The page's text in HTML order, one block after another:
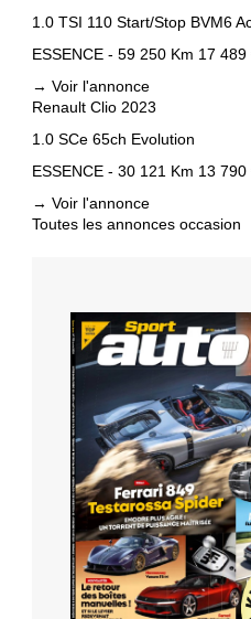
1.0 TSI 110 Start/Stop BVM6
ESSENCE - 59 250 Km 17 489
→ Voir l'annonce
Renault Clio 2023
1.0 SCe 65ch Evolution
ESSENCE - 30 121 Km 13 790
→ Voir l'annonce
Toutes les annonces occasion